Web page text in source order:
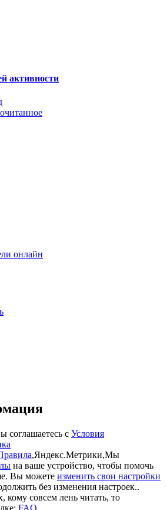
активности
онлайн
соглашаетесь с Условия
,Яндекс.Метрики,Мы
на ваше устройство, чтобы помочь
Вы можете изменить свои настройки
без изменения настроек..
совсем лень читать, то
FAQ